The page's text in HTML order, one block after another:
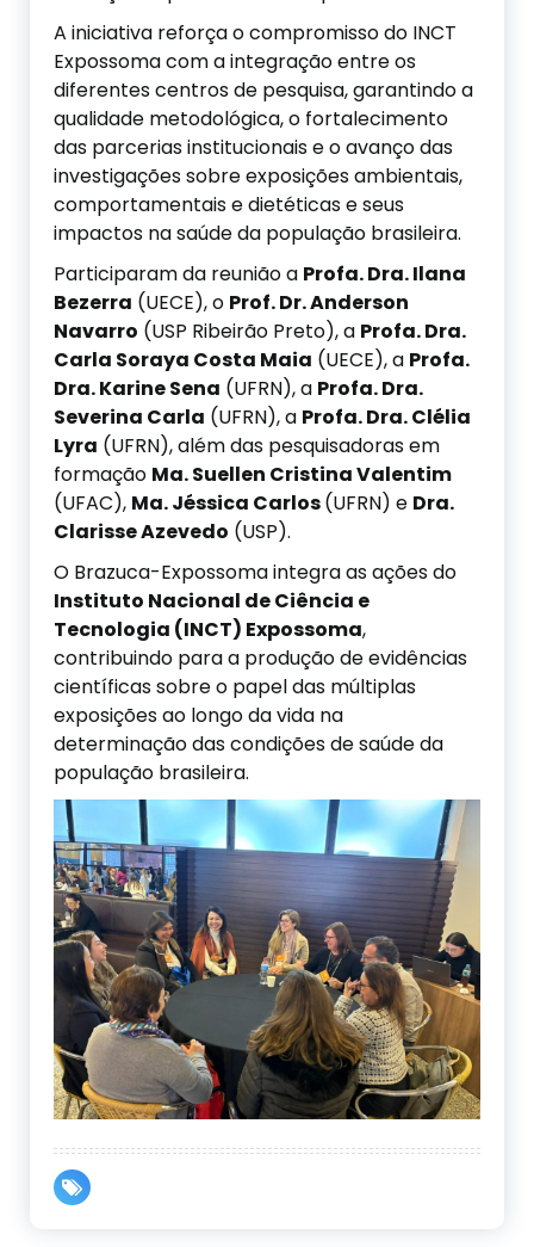
A iniciativa reforça o compromisso do INCT
Expossoma com a integração entre os
diferentes centros de pesquisa, garantindo a
qualidade metodológica, o fortalecimento
das parcerias institucionais e o avanço das
investigações sobre exposições ambientais,
comportamentais e dietéticas e seus
impactos na saúde da população brasileira.
Participaram da reunião a Profa. Dra. Ilana
Bezerra (UECE), o Prof. Dr. Anderson
Navarro (USP Ribeirão Preto), a Profa. Dra.
Carla Soraya Costa Maia (UECE), a Profa.
Dra. Karine Sena (UFRN), a Profa. Dra.
Severina Carla (UFRN), a Profa. Dra. Clélia
Lyra (UFRN), além das pesquisadoras em
formação Ma. Suellen Cristina Valentim
(UFAC), Ma. Jéssica Carlos(UFRN) e Dra.
Clarisse Azevedo (USP).
O Brazuca-Expossoma integra as ações do
Instituto Nacional de Ciência e
Tecnologia (INCT) Expossoma,
contribuindo para a produção de evidências
científicas sobre o papel das múltiplas
exposições ao longo da vida na
determinação das condições de saúde da
população brasileira.